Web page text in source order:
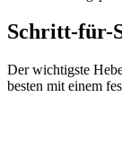
Schritt-für-
Der wichtigste
besten mit einem